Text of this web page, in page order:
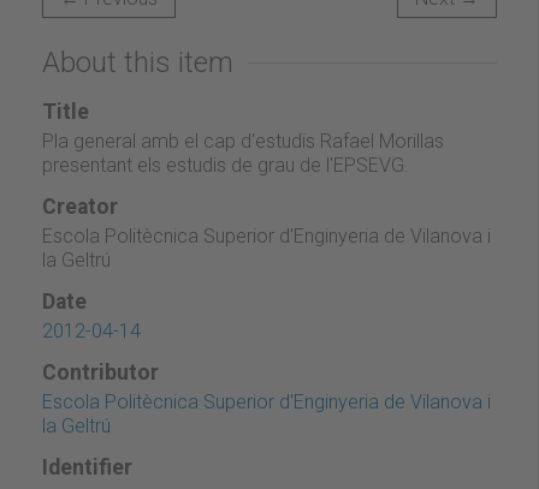
About this item
Title
Pla general amb el cap d'estudis Rafael Morillas
presentant els estudis de grau de l'EPSEVG.
Creator
Escola Politècnica Superior d'Enginyeria de Vilanova i
la Geltrú
Date
2012-04-14
Contributor
Escola Politècnica Superior d'Enginyeria de Vilanova i
la Geltrú
Identifier